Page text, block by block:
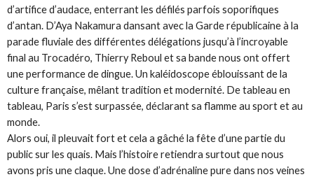
d’artifice d’audace, enterrant les défilés parfois soporifiques
d’antan. D’Aya Nakamura dansant avec la Garde républicaine à la
parade fluviale des différentes délégations jusqu’à l’incroyable
final au Trocadéro, Thierry Reboul et sa bande nous ont offert
une performance de dingue. Un kaléidoscope éblouissant de la
culture française, mêlant tradition et modernité. De tableau en
tableau, Paris s’est surpassée, déclarant sa flamme au sport et au
monde.
Alors oui, il pleuvait fort et cela a gâché la fête d’une partie du
public sur les quais. Mais l’histoire retiendra surtout que nous
avons pris une claque. Une dose d’adrénaline pure dans nos veines